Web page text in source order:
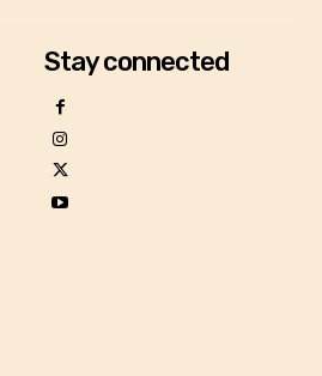
Stay connected